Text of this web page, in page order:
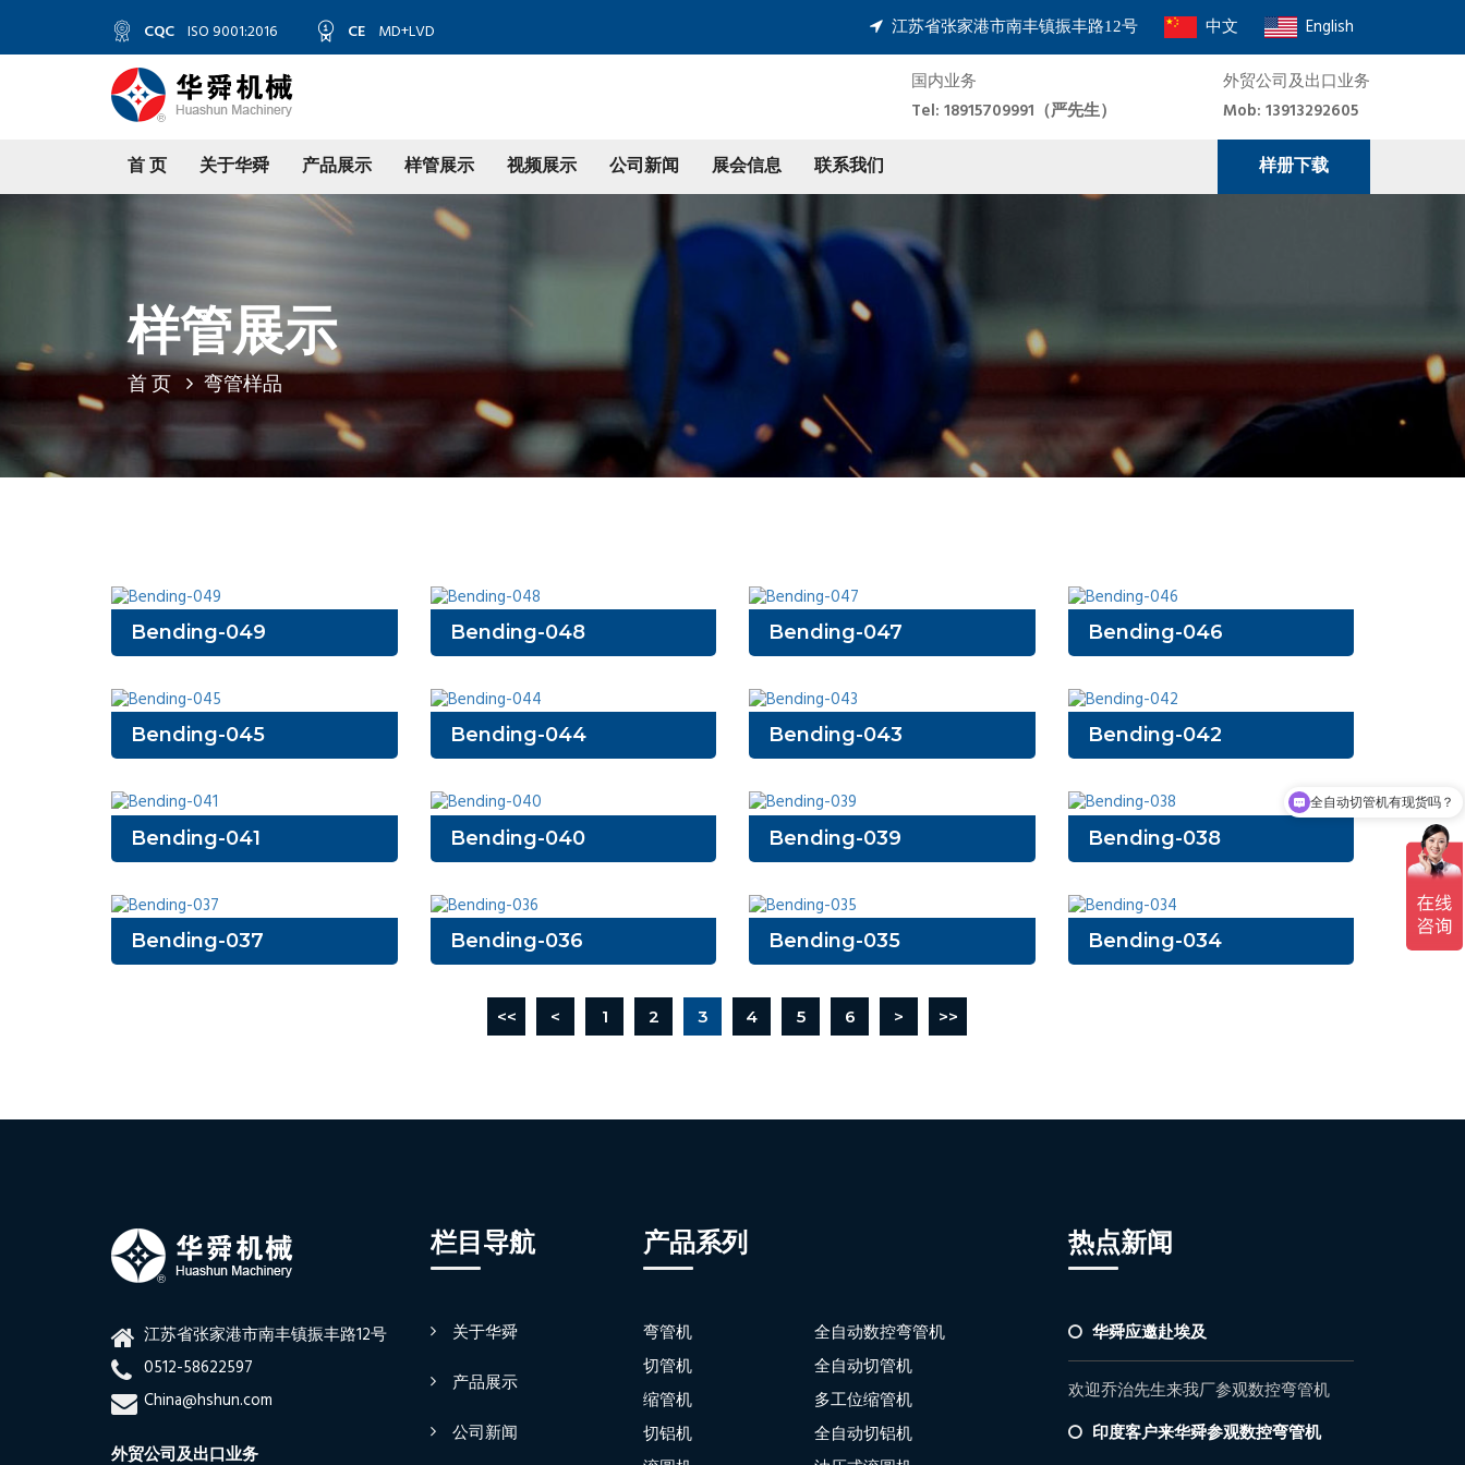
CQC ISO 9001:2016 CE MD+LVD 江苏省张家港市南丰镇振丰路12号 中文 English
国内业务
Tel: 18915709991（严先生）
外贸公司及出口业务
Mob: 13913292605
首 页 关于华舜 产品展示 样管展示 视频展示 公司新闻 展会信息 联系我们 样册下载
样管展示
首 页 弯管样品
Bending-049 Bending-048 Bending-047 Bending-046
Bending-045 Bending-044 Bending-043 Bending-042
Bending-041 Bending-040 Bending-039 Bending-038
Bending-037 Bending-036 Bending-035 Bending-034
<< < 1 2 3 4 5 6 > >>
江苏省张家港市南丰镇振丰路12号
0512-58622597
China@hshun.com
外贸公司及出口业务
栏目导航
关于华舜
产品展示
公司新闻
产品系列
弯管机
切管机
缩管机
切铝机
全自动数控弯管机
全自动切管机
多工位缩管机
全自动切铝机
热点新闻
华舜应邀赴埃及
欢迎乔治先生来我厂参观数控弯管机
印度客户来华舜参观数控弯管机
全自动切管机有现货吗？